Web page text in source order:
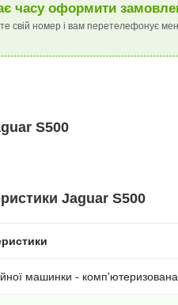
часу оформити
свій номер і вам перетелефонує
S500
Jaguar S500
машинки - комп'ютеризована